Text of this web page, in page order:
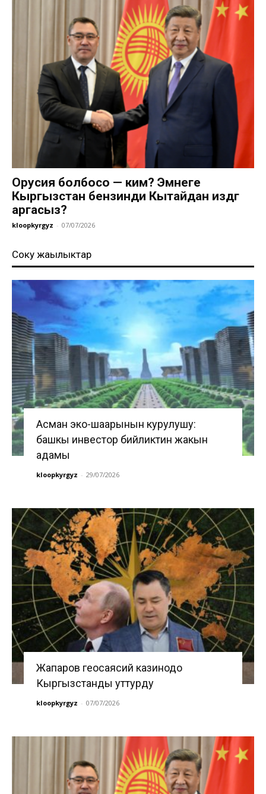
Орусия болбосо — ким? Эмнеге
Кыргызстан бензинди Кытайдан издөөгө
аргасыз?
kloopkyrgyz - 07/07/2026
Соңку жаңылыктар
Асман эко-шаарынын курулушу:
башкы инвестор бийликтин жакын
адамы
kloopkyrgyz - 29/07/2026
Жапаров геосаясий казинодо
Кыргызстанды уттурду
kloopkyrgyz - 07/07/2026